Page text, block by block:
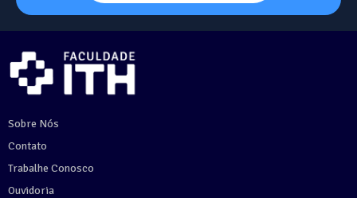
Sobre Nós
Contato
Trabalhe Conosco
Ouvidoria